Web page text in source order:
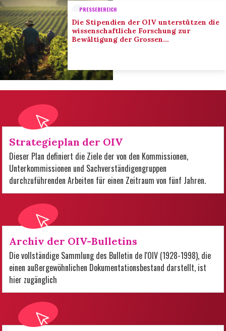
PRESSEBEREICH
Die Stipendien der OIV unterstützen die
wissenschaftliche Forschung zur
Bewältigung der Grossen
Strategieplan der OIV
Dieser Plan definiert die Ziele der von den Kommissionen,
Unterkommissionen und Sachverständigengruppen
durchzuführenden Arbeiten für einen Zeitraum von fünf Jahren.
Archiv der OIV-Bulletins
Die vollständige Sammlung des Bulletin de l'OIV (1928-1998), die
einen außergewöhnlichen Dokumentationsbestand darstellt, ist
hier zugänglich